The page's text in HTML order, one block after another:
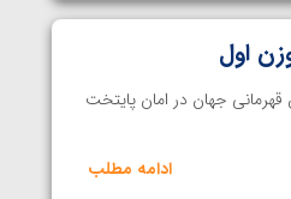
آزاد نوجوانان قهرمانی جهان در امان پایتخت
ادامه مطلب